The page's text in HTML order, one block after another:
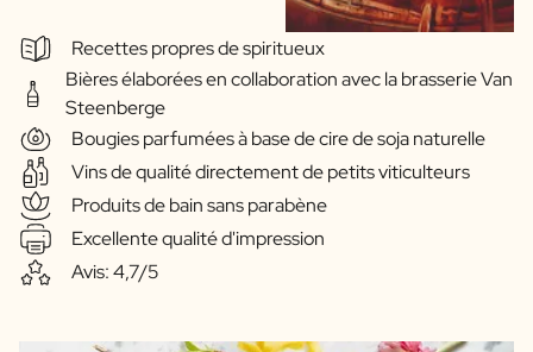
Recettes propres de spiritueux
Bières élaborées en collaboration avec la brasserie Van
Steenberge
Bougies parfumées à base de cire de soja naturelle
Vins de qualité directement de petits viticulteurs
Produits de bain sans parabène
Excellente qualité d'impression
Avis: 4,7/5